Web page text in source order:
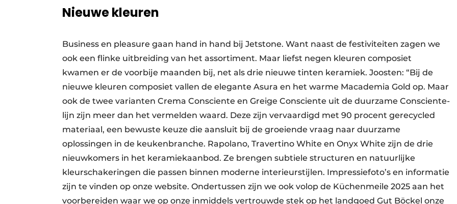
Nieuwe kleuren
Business en pleasure gaan hand in hand bij Jetstone. Want naast de festiviteiten zagen we
ook een flinke uitbreiding van het assortiment. Maar liefst negen kleuren composiet
kwamen er de voorbije maanden bij, net als drie nieuwe tinten keramiek. Joosten: “Bij de
nieuwe kleuren composiet vallen de elegante Asura en het warme Macademia Gold op. Maar
ook de twee varianten Crema Consciente en Greige Consciente uit de duurzame Consciente-
lijn zijn meer dan het vermelden waard. Deze zijn vervaardigd met 90 procent gerecycled
materiaal, een bewuste keuze die aansluit bij de groeiende vraag naar duurzame
oplossingen in de keukenbranche. Rapolano, Travertino White en Onyx White zijn de drie
nieuwkomers in het keramiekaanbod. Ze brengen subtiele structuren en natuurlijke
kleurschakeringen die passen binnen moderne interieurstijlen. Impressiefoto’s en informatie
zijn te vinden op onze website. Ondertussen zijn we ook volop de Küchenmeile 2025 aan het
voorbereiden waar we op onze inmiddels vertrouwde stek op het landgoed Gut Böckel onze